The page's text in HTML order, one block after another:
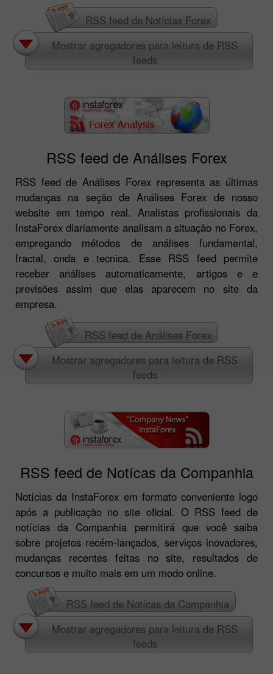
RSS feed de Notícias Forex
Mostrar agregadores para leitura de RSS
feeds
RSS feed de Análises Forex
RSS feed de Análises Forex representa as últimas
mudanças na seção de Análises Forex de nosso
website em tempo real. Analistas profissionais da
InstaForex diariamente analisam a situação no Forex,
empregando métodos de análises fundamental,
fractal, onda e tecnica. Esse RSS feed permite
receber análises automaticamente, artigos e e
previsões assim que elas aparecem no site da
empresa.
RSS feed de Análises Forex
Mostrar agregadores para leitura de RSS
feeds
RSS feed de Notícas da Companhia
Notícias da InstaForex em formato conveniente logo
após a publicação no site oficial. O RSS feed de
notícias da Companhia permitirá que você saiba
sobre projetos recém-lançados, serviços inovadores,
mudanças recentes feitas no site, resultados de
concursos e muito mais em um modo online.
RSS feed de Notícas da Companhia
Mostrar agregadores para leitura de RSS
feeds